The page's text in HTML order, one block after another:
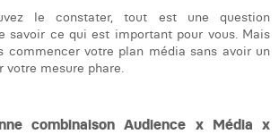
le constater, tout est une question
savoir ce qui est important pour vous. Mais
commencer votre plan média sans avoir un
mesure phare.
combinaison Audience x Média x